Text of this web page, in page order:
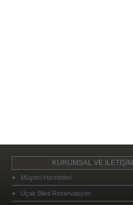
KURUMSAL VE İLETİŞİM
Müşteri Hizmetleri
Uçak Bileti Rezervasyon